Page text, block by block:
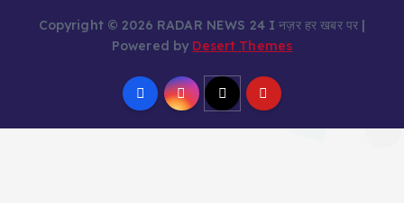
Copyright © 2026 RADAR NEWS 24 I नज़र हर खबर पर |
Powered byDesert Themes